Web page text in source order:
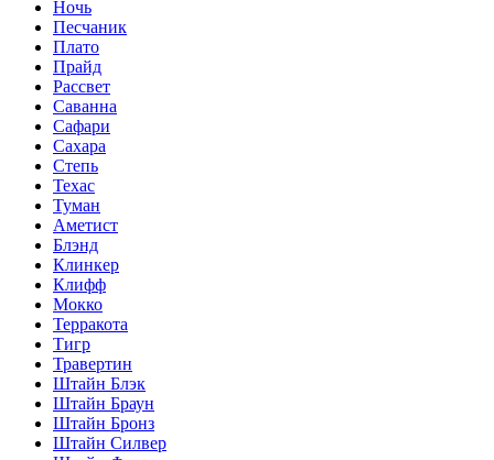
Ночь
Песчаник
Плато
Прайд
Рассвет
Саванна
Сафари
Сахара
Степь
Техас
Туман
Аметист
Блэнд
Клинкер
Клифф
Мокко
Терракота
Тигр
Травертин
Штайн Блэк
Штайн Браун
Штайн Бронз
Штайн Силвер